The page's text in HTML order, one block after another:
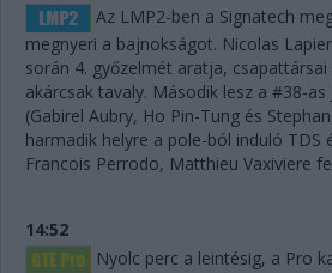
Az LMP2-ben a Signatech
megnyeri a bajnokságot. Nicolas
során 4. győzelmét aratja,
akárcsak tavaly. Második lesz a #38-as
(Gabirel Aubry, Ho Pin-Tung és
harmadik helyre a pole-ból induló TDS
Francois Perrodo, Matthieu Vaxiviere
14:52
Nyolc perc a leintésig, a Pro